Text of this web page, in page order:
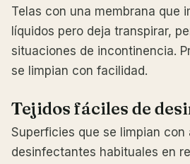
Telas con una membrana que
líquidos pero deja transpirar,
situaciones de incontinencia.
se limpian con facilidad.
Tejidos fáciles de
Superficies que se limpian con
desinfectantes habituales en